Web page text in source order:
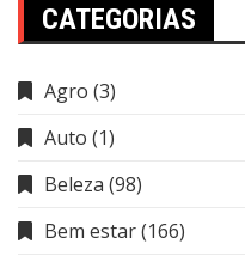
CATEGORIAS
Agro (3)
Auto (1)
Beleza (98)
Bem estar(166)